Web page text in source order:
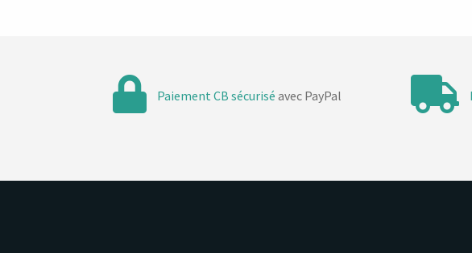
Paiement CB sécurisé avec PayPal